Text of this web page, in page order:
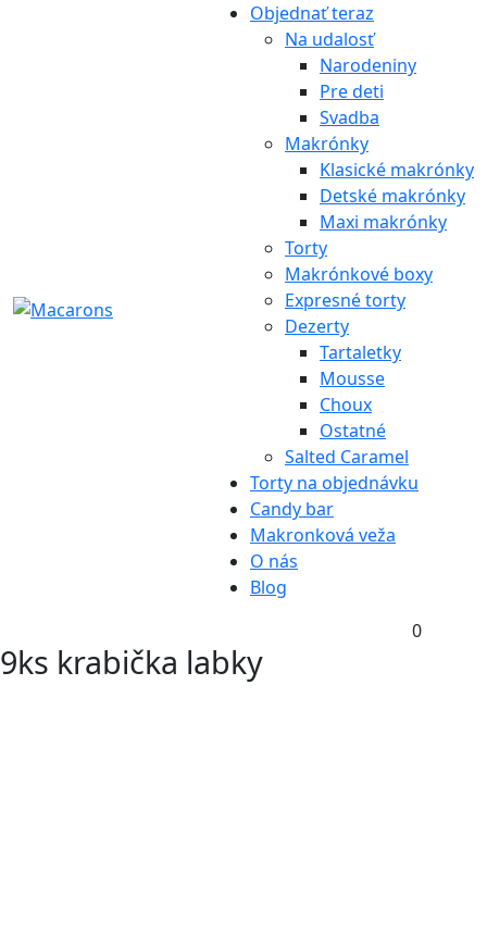
Objednať teraz
Na udalosť
Narodeniny
Pre deti
Svadba
Makrónky
Klasické makrónky
Detské makrónky
Maxi makrónky
Torty
Makrónkové boxy
Expresné torty
Dezerty
Tartaletky
Mousse
Choux
Ostatné
Salted Caramel
Torty na objednávku
Candy bar
Makronková veža
O nás
Blog
0
9ks krabička labky